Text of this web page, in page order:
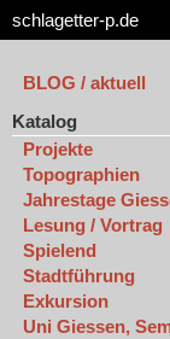
schlagetter-p.de
BLOG / aktuell
Katalog
Projekte
Topographien
Jahrestage
Lesung / Vortrag
Spielend
Stadtführung
Exkursion
Uni Giessen,